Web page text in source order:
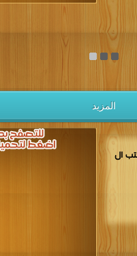
المزيد
- 1419هـ في كتب ال